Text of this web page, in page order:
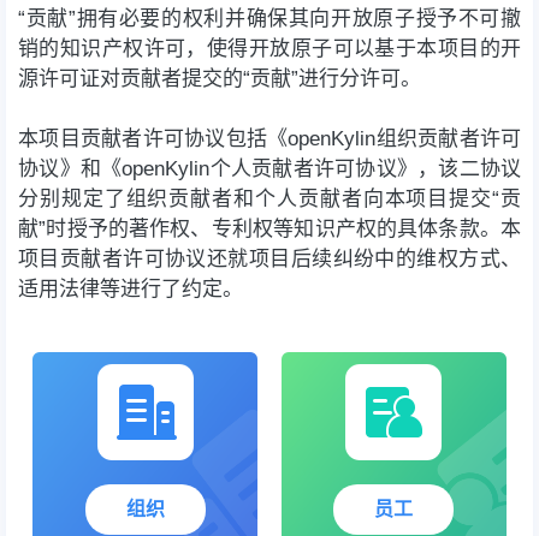
“贡献”拥有必要的权利并确保其向开放原子授予不可撤
销的知识产权许可，使得开放原子可以基于本项目的开
源许可证对贡献者提交的“贡献”进行分许可。
本项目贡献者许可协议包括《openKylin组织贡献者许可
协议》和《openKylin个人贡献者许可协议》，该二协议
分别规定了组织贡献者和个人贡献者向本项目提交“贡
献”时授予的著作权、专利权等知识产权的具体条款。本
项目贡献者许可协议还就项目后续纠纷中的维权方式、
适用法律等进行了约定。
组织 员工